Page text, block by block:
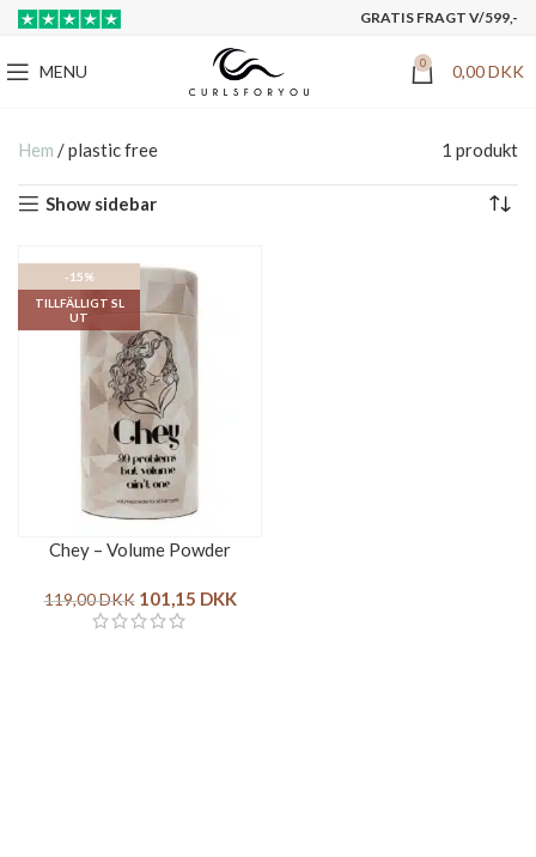
GRATIS FRAGT V/599,-
MENU 0 0,00DKK
Hem /plastic free 1 produkt
Show sidebar
-15%
TILLFÄLLIGT SL
UT
Chey – Volume Powder
119,00DKK 101,15 DKK